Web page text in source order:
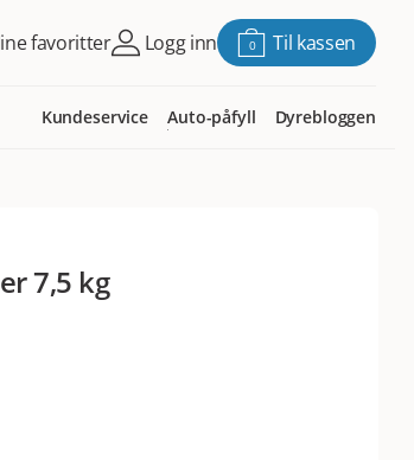
favoritter Logg inn 0 Til kassen
Kundeservice Auto-påfyll Dyrebloggen
7,5 kg